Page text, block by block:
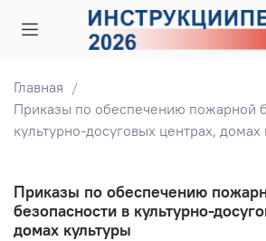
Главная
Приказы по обеспечению пожарной
культурно-досуговых центрах, домах
Приказы по обеспечению
безопасности в культурно-
домах культуры